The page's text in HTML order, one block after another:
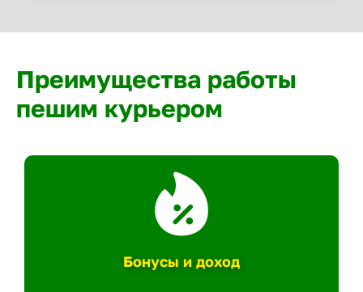
Преимущества работы
пешим курьером
Бонусы и доход